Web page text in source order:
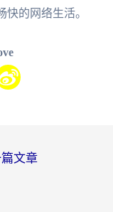
快的网络生活。
文章